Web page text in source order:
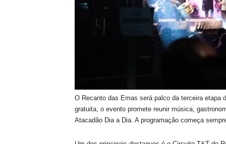
O Recanto das Emas será palco da terceira etapa
gratuita, o evento promete reunir música,
Atacadão Dia a Dia. A programação começa